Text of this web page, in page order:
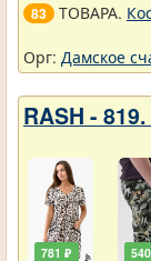
83 ТОВАРА.
Орг: Дамское
RASH -
781 ₽